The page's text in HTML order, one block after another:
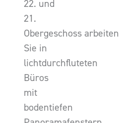
22. und
21.
Obergeschoss arbeiten
Sie in
lichtdurchfluteten
Büros
mit
bodentiefen